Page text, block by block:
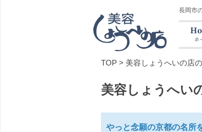
長岡市
TOP > 美容しょうへいの店
美容しょうへい
やっと念願の京都の名所